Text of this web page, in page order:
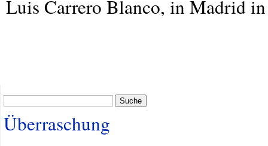
Luis Carrero Blanco, in Madrid
Suche
Überraschung